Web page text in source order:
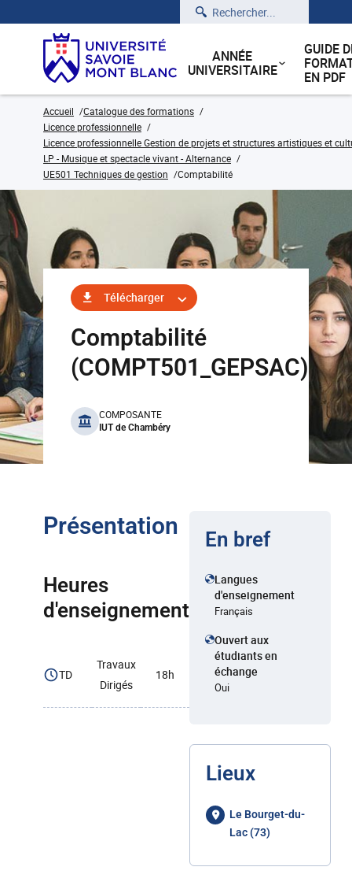
Rechercher
ANNÉE
UNIVERSITAIRE
GUIDE
EN PDF
Accueil
Catalogue des formations
Licence professionnelle
Licence professionnelle Gestion de projets et structures artistiques et
LP - Musique et spectacle vivant - Alternance
UE501 Techniques de gestion
Comptabilité
Télécharger
Comptabilité
(COMPT501_GEPSAC)
benefits
COMPOSANTE
IUT de Chambéry
Présentation
Heures
d'enseignement
TD
Travaux
Dirigés
18h
En bref
Langues
d'enseignement
Français
Ouvert aux
étudiants en
échange
Oui
Lieux
Le Bourget-du-
Lac (73)